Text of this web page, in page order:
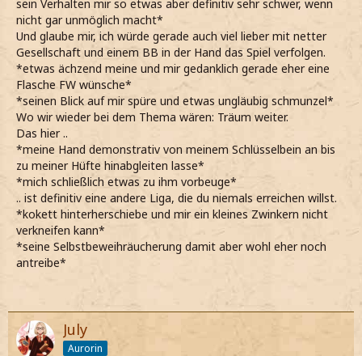
sein Verhalten mir so etwas aber definitiv sehr schwer, wenn
nicht gar unmöglich macht*
Und glaube mir, ich würde gerade auch viel lieber mit netter
Gesellschaft und einem BB in der Hand das Spiel verfolgen.
*etwas ächzend meine und mir gedanklich gerade eher eine
Flasche FW wünsche*
*seinen Blick auf mir spüre und etwas ungläubig schmunzel*
Wo wir wieder bei dem Thema wären: Träum weiter.
Das hier ..
*meine Hand demonstrativ von meinem Schlüsselbein an bis
zu meiner Hüfte hinabgleiten lasse*
*mich schließlich etwas zu ihm vorbeuge*
.. ist definitiv eine andere Liga, die du niemals erreichen willst.
*kokett hinterherschiebe und mir ein kleines Zwinkern nicht
verkneifen kann*
*seine Selbstbeweihräucherung damit aber wohl eher noch
antreibe*
July
Aurorin